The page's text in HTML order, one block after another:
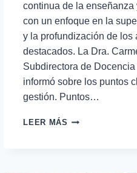
continua de la enseñanza
con un enfoque en la
y la profundización de los
destacados. La Dra.
Subdirectora de
informó sobre los puntos
gestión. Puntos…
LEER MÁS